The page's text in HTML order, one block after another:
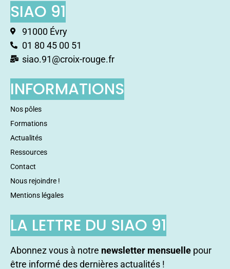
SIAO 91
91000 Évry
01 80 45 00 51
siao.91@croix-rouge.fr
INFORMATIONS
Nos pôles
Formations
Actualités
Ressources
Contact
Nous rejoindre !
Mentions légales
LA LETTRE DU SIAO 91
Abonnez vous à notre newsletter mensuelle pour
être informé des dernières actualités !